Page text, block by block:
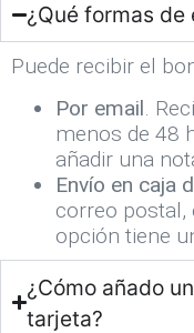
¿Qué formas de
Puede recibir el
Por email .
menos de 48
añadir una
Envío en caja
correo postal,
opción tiene
¿Cómo añado
tarjeta?